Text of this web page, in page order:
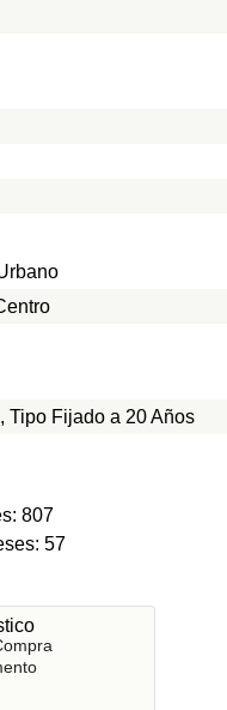
Tipo Fijado a 20 Años
807
57